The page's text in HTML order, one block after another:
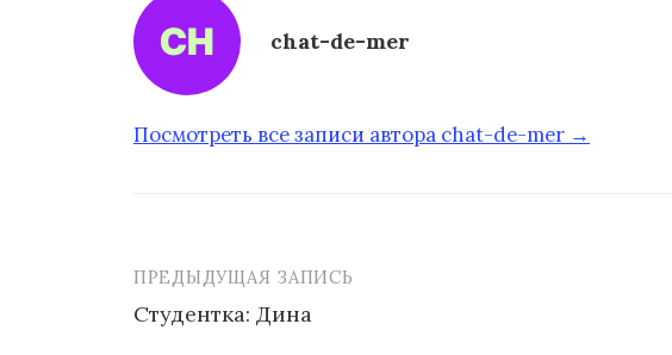
chat-de-mer
Посмотреть все записи автора chat-de-mer →
ПРЕДЫДУЩАЯ ЗАПИСЬ
Студентка: Дина